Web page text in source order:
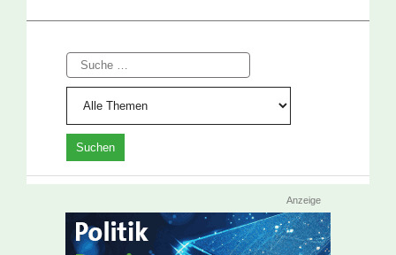
Suche
Anzeige